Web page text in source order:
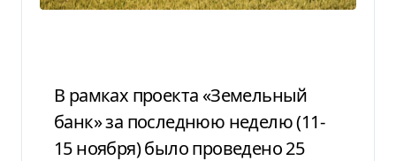
В рамках проекта «Земельный
банк» за последнюю неделю (11-
15 ноября) было проведено 25